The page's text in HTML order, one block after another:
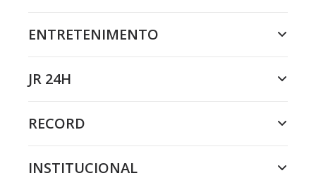
ENTRETENIMENTO
JR 24H
RECORD
INSTITUCIONAL